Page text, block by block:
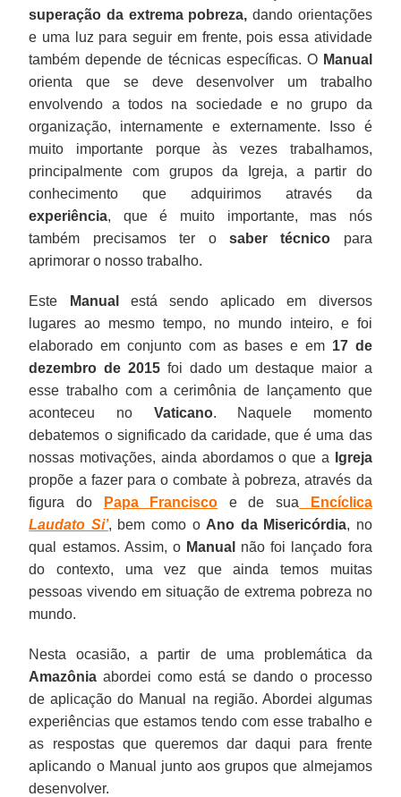
superação da extrema pobreza, dando orientações
e uma luz para seguir em frente, pois essa atividade
também depende de técnicas específicas. O Manual
orienta que se deve desenvolver um trabalho
envolvendo a todos na sociedade e no grupo da
organização, internamente e externamente. Isso é
muito importante porque às vezes trabalhamos,
principalmente com grupos da Igreja, a partir do
conhecimento que adquirimos através da
experiência, que é muito importante, mas nós
também precisamos ter o saber técnico para
aprimorar o nosso trabalho.
Este Manual
está sendo aplicado em diversos
lugares ao mesmo tempo, no mundo inteiro, e foi
elaborado em conjunto com as bases e em 17 de
dezembro de 2015foi dado um destaque maior a
esse trabalho com a cerimônia de lançamento que
aconteceu no Vaticano. Naquele momento
debatemos o significado da caridade, que é uma das
nossas motivações, ainda abordamos o que a
Igreja
propõe a fazer para o combate à pobreza, através da
figura do
Papa Francisco e de sua Encíclica
Laudato Si’, bem como o Ano da Misericórdia, no
qual estamos. Assim, o Manual
não foi lançado fora
do contexto, uma vez que ainda temos muitas
pessoas vivendo em situação de extrema pobreza no
mundo.
Nesta ocasião, a partir de uma problemática da
Amazônia abordei como está se dando o processo
de aplicação do Manual na região. Abordei algumas
experiências que estamos tendo com esse trabalho e
as respostas que queremos dar daqui para frente
aplicando o Manual junto aos grupos que almejamos
desenvolver.